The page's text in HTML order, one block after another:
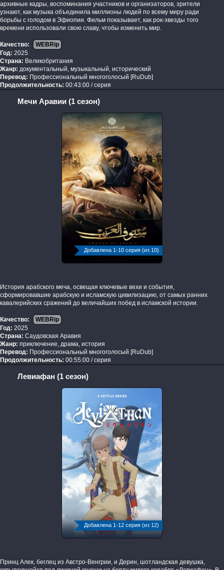
архивные кадры, воспоминания участников и организаторов, зрители
узнают, как музыка объединила миллионы людей по всему миру ради
борьбы с голодом в Эфиопии. Фильм показывает, как рок-звезды того
времени использовали свою славу, чтобы изменить мир.
Качество:
WEBRip
Год: 2025
Страна: Великобритания
Жанр: документальный, музыкальный, исторический
Перевод: Профессиональный многоголосый [RuDub]
Продолжительность: 00:43:00 / серия
Мечи Аравии (1 сезон)
Добавлена 1-10 серия (из 10)
История арабского меча, освещая ключевые вехи и события,
сформировавшие арабскую и исламскую цивилизацию, от самых ранних
кавалерийских сражений до величайших побед в исламской истории.
Качество:
WEBRip
Год: 2025
Страна: Саудовская Аравия
Жанр: приключение, драма, история
Перевод: Профессиональный многоголосый [RuDub]
Продолжительность: 00:55:00 / серия
Левиафан (1 сезон)
Добавлена 1-12 серия (из 12)
Принц Алек, беглец из Австро-Венгрии, и Дерин, шотландская девушка,